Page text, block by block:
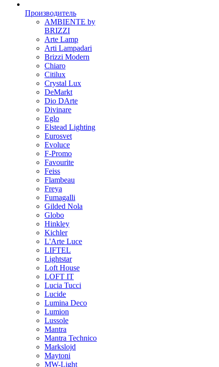
Производитель
AMBIENTE by
BRIZZI
Arte Lamp
Arti Lampadari
Brizzi Modern
Chiaro
Citilux
Crystal Lux
DeMarkt
Dio DArte
Divinare
Eglo
Elstead Lighting
Eurosvet
Evoluce
F-Promo
Favourite
Feiss
Flambeau
Freya
Fumagalli
Gilded Nola
Globo
Hinkley
Kichler
L'Arte Luce
LIFTEL
Lightstar
Loft House
LOFT IT
Lucia Tucci
Lucide
Lumina Deco
Lumion
Lussole
Mantra
Mantra Technico
Markslojd
Maytoni
MW-Light